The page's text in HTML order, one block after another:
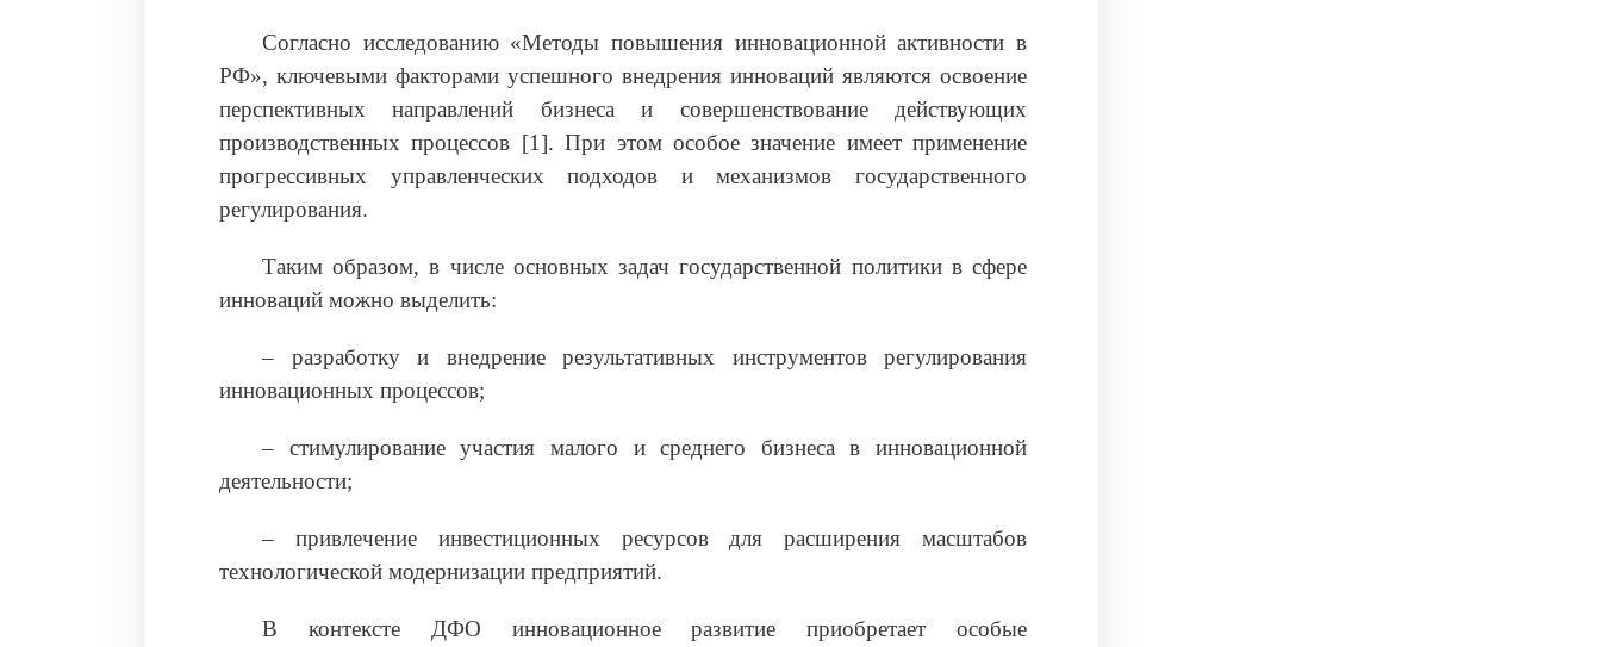
Согласно исследованию «Методы повышения инновационной активности в
РФ», ключевыми факторами успешного внедрения инноваций являются освоение
перспективных направлений бизнеса и совершенствование действующих
производственных процессов [1]. При этом особое значение имеет применение
прогрессивных управленческих подходов и механизмов государственного
регулирования.
Таким образом, в числе основных задач государственной политики в сфере
инноваций можно выделить:
– разработку и внедрение результативных инструментов регулирования
инновационных процессов;
– стимулирование участия малого и среднего бизнеса в инновационной
деятельности;
– привлечение инвестиционных ресурсов для расширения масштабов
технологической модернизации предприятий.
В контексте ДФО инновационное развитие приобретает особые